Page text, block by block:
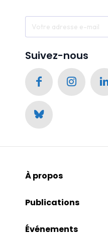
Suivez-nous
À propos
Publications
Événements